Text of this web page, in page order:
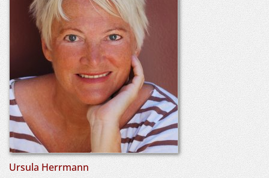
Ursula Herrmann